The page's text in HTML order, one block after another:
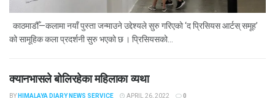
काठमाडौँ—कलामा नयाँ पुस्ता जन्माउने उद्देश्यले सुरु गरिएको ‘द प्रिसियस आर्टस् समूह’
को सामूहिक कला प्रदर्शनी सुरु भएको छ । प्रिसियसको...
क्यानभासले बोलिरहेका महिलाका व्यथा
BY HIMALAYA DIARY NEWS SERVICE APRIL 26, 2022 0